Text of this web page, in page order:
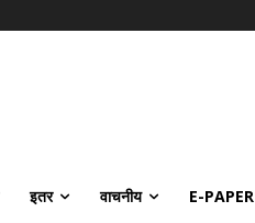
इतर वाचनीय E-PAPER